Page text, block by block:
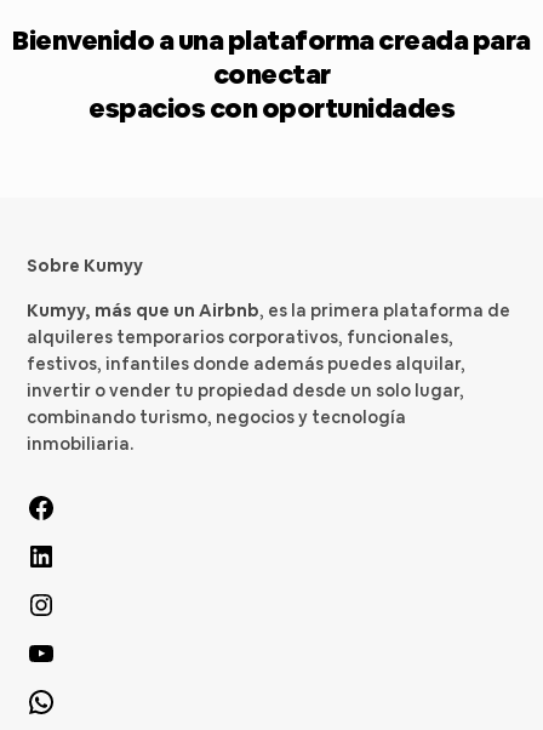
Bienvenido a una plataforma creada para
conectar
espacios con oportunidades
Sobre Kumyy
Kumyy, más que un Airbnb, es la primera plataforma de
alquileres temporarios corporativos, funcionales,
festivos, infantiles donde además puedes alquilar,
invertir o vender tu propiedad desde un solo lugar,
combinando turismo, negocios y tecnología
inmobiliaria.